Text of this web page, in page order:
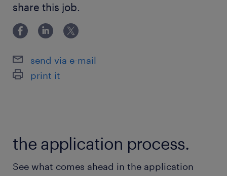
★itサポート
最寄駅
大江戸線／都庁前駅（徒歩15分）
京王線／初台駅（徒歩15分）
土日祝休み（完全週休2日制）
就業時間
share this job.
send via e-mail
print it
the application process.
See what comes ahead in the application